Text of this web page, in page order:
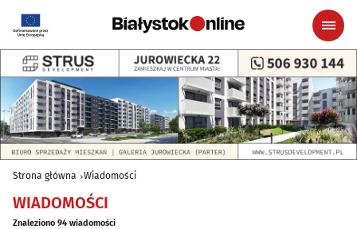
Strona główna Wiadomości
WIADOMOŚCI
Znaleziono 94 wiadomości